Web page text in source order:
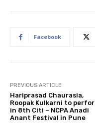
Facebook
PREVIOUS ARTICLE
Hariprasad Chaurasia,
Roopak Kulkarni to
in 8th Citi – NCPA Anadi
Anant Festival in Pune